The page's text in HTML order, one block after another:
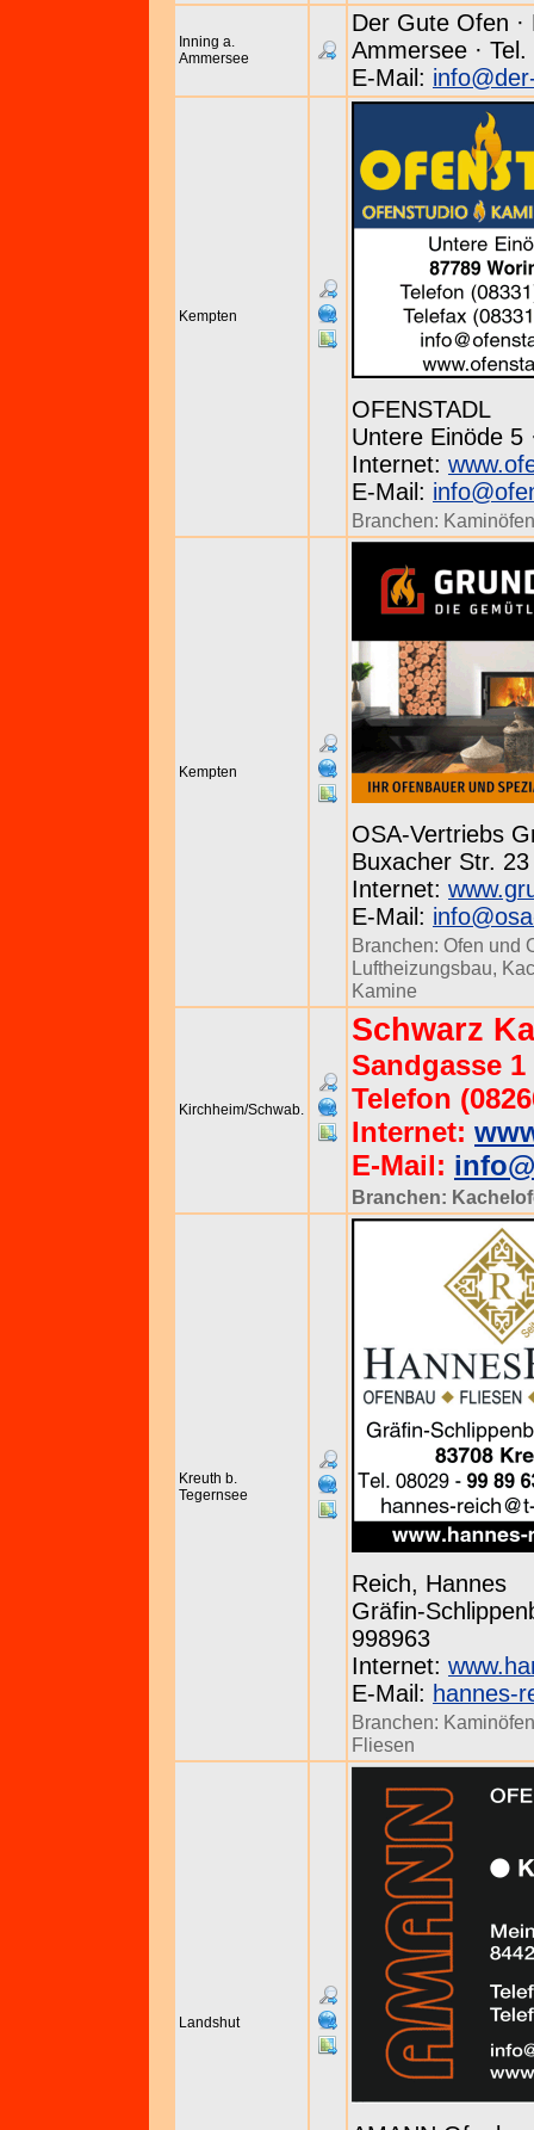
Inning a.
Ammersee
Der Gute Ofen
Ammersee ·
E-Mail:
Kempten
OFENSTADL
Untere Einöde 5
Internet:
E-Mail:
Branchen: Kaminöfen
Kempten
OSA-Vertriebs
Buxacher Str.
Internet:
E-Mail:
Branchen: Ofen und
Luftheizungsbau,
Kamine
Kirchheim/Schwab.
Schwarz
Sandgasse 1
Telefon
Internet:
E-Mail:
Branchen:
Kreuth b.
Tegernsee
Reich, Hannes
Gräfin-
998963
Internet:
E-Mail: hannes-
Branchen: Kaminöfen
Fliesen
Landshut